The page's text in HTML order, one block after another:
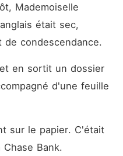
Mademoiselle
était sec,
condescendance.
en sortit un dossier
d'une feuille
sur le papier. C'était
Bank.